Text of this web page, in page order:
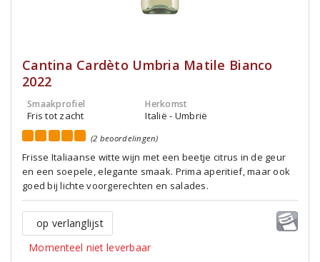
Cantina Cardèto Umbria Matile Bianco
2022
Smaakprofiel
Fris tot zacht
Herkomst
Italië - Umbrië
(2 beoordelingen)
Frisse Italiaanse witte wijn met een beetje citrus in de geur
en een soepele, elegante smaak. Prima aperitief, maar ook
goed bij lichte voorgerechten en salades.
op verlanglijst
Momenteel niet leverbaar